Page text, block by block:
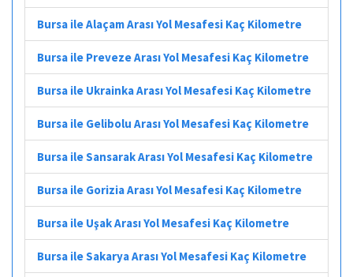
Bursa ile Alaçam Arası Yol Mesafesi Kaç Kilometre
Bursa ile Preveze Arası Yol Mesafesi Kaç Kilometre
Bursa ile Ukrainka Arası Yol Mesafesi Kaç Kilometre
Bursa ile Gelibolu Arası Yol Mesafesi Kaç Kilometre
Bursa ile Sansarak Arası Yol Mesafesi Kaç Kilometre
Bursa ile Gorizia Arası Yol Mesafesi Kaç Kilometre
Bursa ile Uşak Arası Yol Mesafesi Kaç Kilometre
Bursa ile Sakarya Arası Yol Mesafesi Kaç Kilometre